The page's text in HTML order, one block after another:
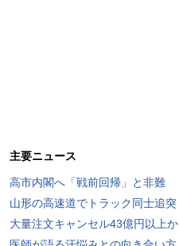
主要ニュース
高市内閣へ「戦前回帰」と非難
山形の高速道でトラック同士追突
大量注文キャンセル43億円以上か